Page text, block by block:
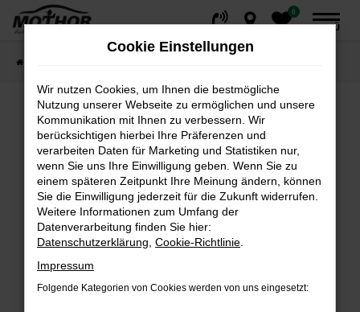
Zum
0
MENÜ
Fehler: Network Error
Beim Laden ist ein Fehler aufgetreten.
Hier sind ein paar Tipps, die dir helfen können:
Überprüfe deine Firewall und deine
Internetverbindung.
Suchmaschine?
Cookie Einstellungen
Wir nutzen Cookies, um Ihnen die bestmögliche
Nutzung unserer Webseite zu ermöglichen und unsere
Kommunikation mit Ihnen zu verbessern. Wir
berücksichtigen hierbei Ihre Präferenzen und
verarbeiten Daten für Marketing und Statistiken nur,
wenn Sie uns Ihre Einwilligung geben. Wenn Sie zu
einem späteren Zeitpunkt Ihre Meinung ändern, können
Sie die Einwilligung jederzeit für die Zukunft widerrufen.
Weitere Informationen zum Umfang der
Datenverarbeitung finden Sie hier:
Datenschutzerklärung Cookie-Richtlinie
Impressum
Folgende Kategorien von Cookies werden von uns eingesetzt: